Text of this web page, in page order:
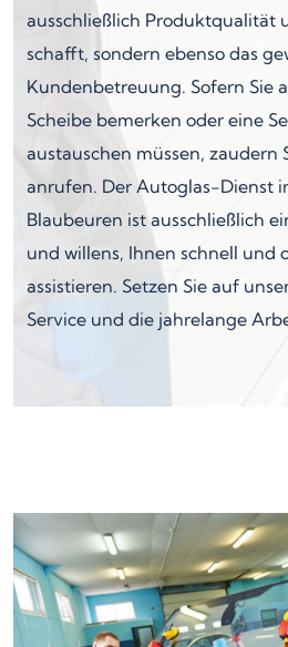
ausschließlich Produktqualität
schafft, sondern ebenso das
Kundenbetreuung. Sofern Sie
Scheibe bemerken oder eine
austauschen müssen, zaudern
anrufen. Der Autoglas-Dienst
Blaubeuren ist ausschließlich
und willens, Ihnen schnell und
assistieren. Setzen Sie auf
Service und die jahrelange